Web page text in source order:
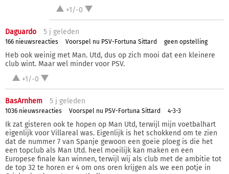
+1/-0
Daguardo 5 j geleden
166 nieuwsreacties Voorspel nu PSV-Fortuna Sittard geen opstelling
Heb ook weinig met Man. Utd, dus op zich mooi dat een kleinere
club wint. Maar wel minder voor PSV.
+1/-0
BasArnhem 5 j geleden
1036 nieuwsreacties Voorspel nu PSV-Fortuna Sittard 4-3-3
Ik zat gisteren ook te hopen op Man Utd, terwijl mijn voetbalhart
eigenlijk voor Villareal was. Eigenlijk is het schokkend om te zien
dat de nummer 7 van Spanje gewoon een goeie ploeg is die het
een topclub als Man Utd. heel moeilijk kan maken en een
Europese finale kan winnen, terwijl wij als club met de ambitie tot
de top 32 te horen er 4 om ons oren krijgen als we een potje in